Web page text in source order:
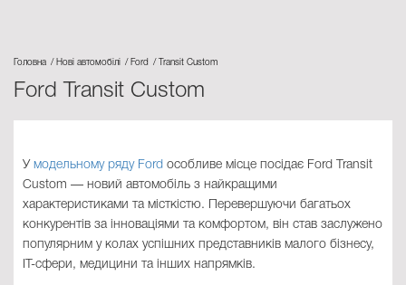
Головна Нові автомобілі Ford Transit Custom
Ford Transit Custom
У модельному ряду Ford особливе місце посідає Ford Transit
Custom — новий автомобіль з найкращими
характеристиками та місткістю. Перевершуючи багатьох
конкурентів за інноваціями та комфортом, він став заслужено
популярним у колах успішних представників малого бізнесу,
IT-сфери, медицини та інших напрямків.